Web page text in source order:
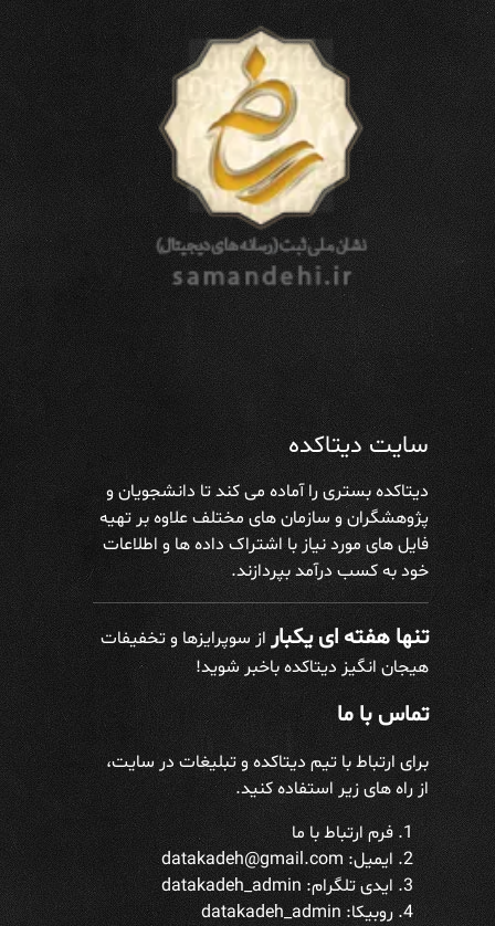
سایت دیتاکده
دیتاکده بستری را آماده می کند تا دانشجویان و
پژوهشگران و سازمان های مختلف علاوه بر تهیه
فایل های مورد نیاز با اشتراک داده ها و اطلاعات
خود به کسب درآمد بپردازند.
تنها هفته ای یکباراز سوپرایزها و تخفیفات
هیجان انگیز دیتاکده باخبر شوید!
تماس با ما
برای ارتباط با تیم دیتاکده و تبلیغات در سایت،
از راه های زیر استفاده کنید.
فرم ارتباط با ما
ایمیل: datakadeh@gmail.com
ایدی تلگرام:datakadeh_admin
روبیکا: datakadeh_admin